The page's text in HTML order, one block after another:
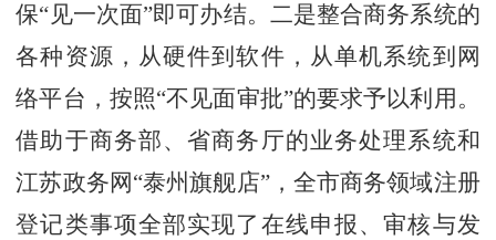
保“见一次面”即可办结。二是整合商务系统的
各种资源，从硬件到软件，从单机系统到网
络平台，按照“不见面审批”的要求予以利用。
借助于商务部、省商务厅的业务处理系统和
江苏政务网“泰州旗舰店”，全市商务领域注册
登记类事项全部实现了在线申报、审核与发